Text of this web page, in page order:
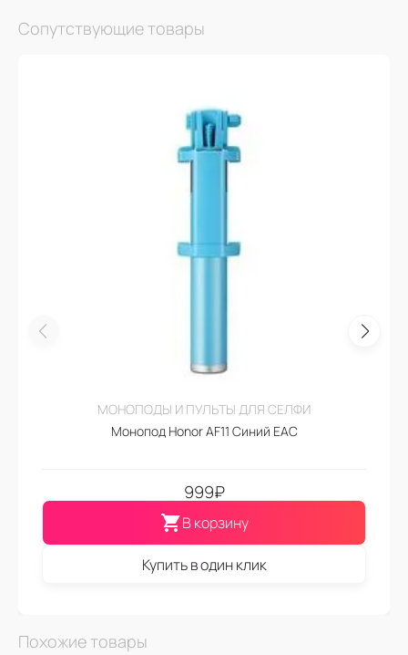
Сопутствующие товары
МОНОПОДЫ И ПУЛЬТЫ ДЛЯ СЕЛФИ
Монопод Honor AF11 Синий EAC
999₽
В корзину
Купить в один клик
Похожие товары